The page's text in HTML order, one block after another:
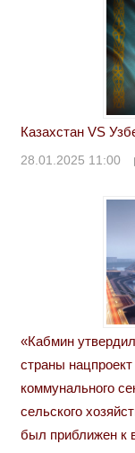
Казахстан VS
28.01.2025 11:00
«Кабмин
страны нацпроект
коммунального
сельского
был приближен к